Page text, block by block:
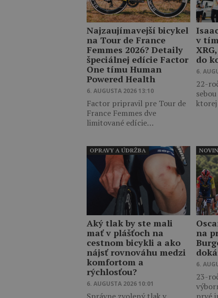
Najzaujímavejší bicykel
na Tour de France
Femmes 2026? Detaily
špeciálnej edície Factor
One tímu Human
Powered Health
6. AUGUSTA 2026 13:10
Factor pripravil pre Tour de
France Femmes dve
limitované edície…
v
do
6.
22-
Aký tlak by ste mali
mať v plášťoch na
cestnom bicykli a ako
nájsť rovnováhu medzi
komfortom a
rýchlosťou?
6. AUGUSTA 2026 10:01
Správne zvolený tlak v
OPRAVY A ÚDRŽBA
na
6.
23-
prvé